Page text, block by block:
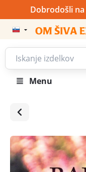
Dobrodošli
Menu